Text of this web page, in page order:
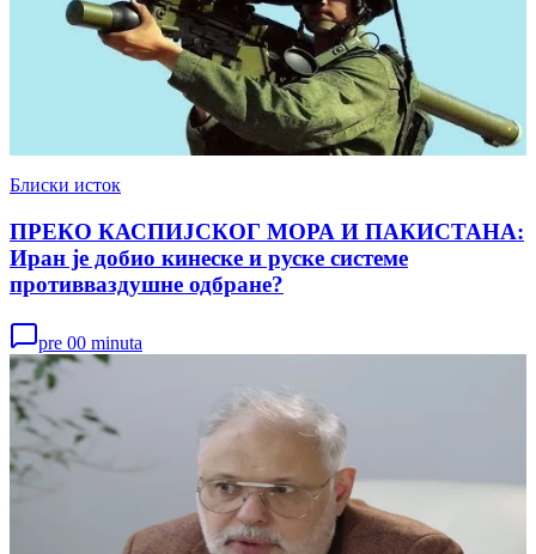
Блиски исток
ПРЕКО КАСПИЈСКОГ МОРА И ПАКИСТАНА:
Иран је добио кинеске и руске системе
противваздушне одбране?
pre 00 minuta